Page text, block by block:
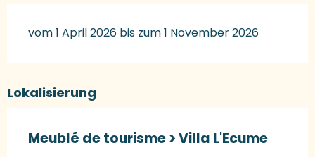
vom 1 April 2026 bis zum 1 November 2026
Lokalisierung
Meublé de tourisme > Villa L'Ecume